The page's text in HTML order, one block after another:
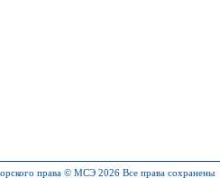
права © МСЭ 2026 Все права сохранены